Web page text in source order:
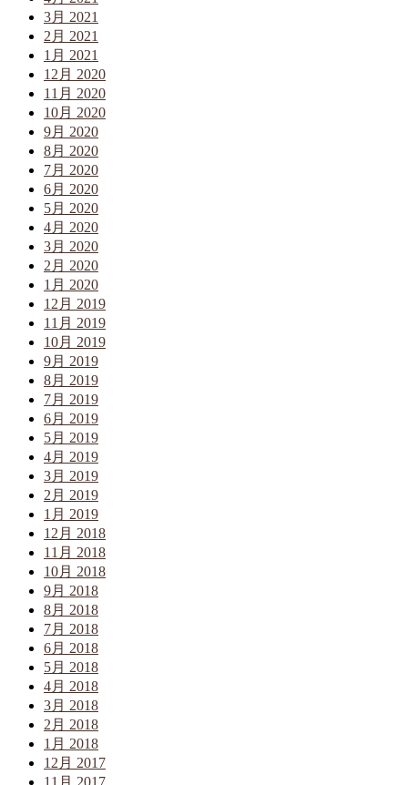
3月 2021
2月 2021
1月 2021
12月 2020
11月 2020
10月 2020
9月 2020
8月 2020
7月 2020
6月 2020
5月 2020
4月 2020
3月 2020
2月 2020
1月 2020
12月 2019
11月 2019
10月 2019
9月 2019
8月 2019
7月 2019
6月 2019
5月 2019
4月 2019
3月 2019
2月 2019
1月 2019
12月 2018
11月 2018
10月 2018
9月 2018
8月 2018
7月 2018
6月 2018
5月 2018
4月 2018
3月 2018
2月 2018
1月 2018
12月 2017
11月 2017